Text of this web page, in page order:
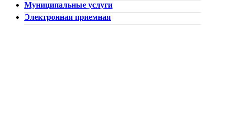
Муниципальные услуги
Электронная приемная